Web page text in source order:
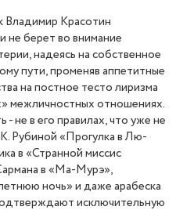
Красотин
не берет во внимание
надеясь на собственное
пути, променяв аппетитные
на постное тесто лиризма
межличностных отношениях.
не в его правилах, что уже не
Рубиной «Прогулка в Лю-
в «Странной миссис
в «Ма-Мурэ»,
ночь» и даже арабеска
исключительную